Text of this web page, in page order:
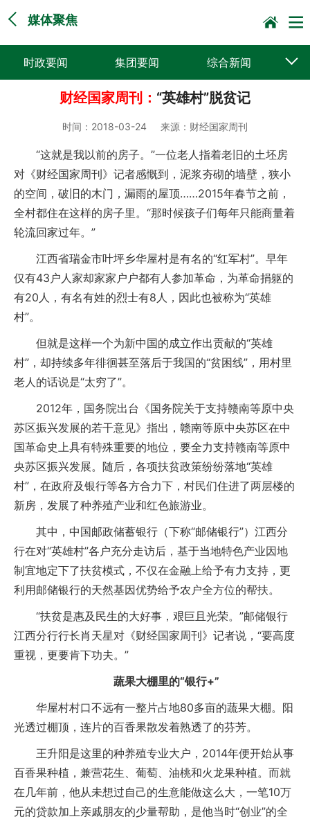
媒体聚焦
时政要闻 集团要闻 综合新闻
媒体聚焦 党建动态 普遍服务
科技创新 企业文化 一线风采
集邮报道
财经国家周刊： “英雄村”脱贫记
时间： 2018-03-24 来源： 财经国家周刊
“这就是我以前的房子。”一位老人指着老旧的土坯房
对《财经国家周刊》记者感慨到，泥浆夯砌的墙壁，狭小
的空间，破旧的木门，漏雨的屋顶……2015年春节之前，
全村都住在这样的房子里。“那时候孩子们每年只能商量着
轮流回家过年。”
江西省瑞金市叶坪乡华屋村是有名的“红军村”。早年
仅有43户人家却家家户户都有人参加革命，为革命捐躯的
有20人，有名有姓的烈士有8人，因此也被称为“英雄
村”。
但就是这样一个为新中国的成立作出贡献的“英雄
村”，却持续多年徘徊甚至落后于我国的“贫困线”，用村里
老人的话说是“太穷了”。
2012年，国务院出台《国务院关于支持赣南等原中央
苏区振兴发展的若干意见》指出，赣南等原中央苏区在中
国革命史上具有特殊重要的地位，要全力支持赣南等原中
央苏区振兴发展。随后，各项扶贫政策纷纷落地“英雄
村”，在政府及银行等各方合力下，村民们住进了两层楼的
新房，发展了种养殖产业和红色旅游业。
其中，中国邮政储蓄银行（下称“邮储银行”）江西分
行在对“英雄村”各户充分走访后，基于当地特色产业因地
制宜地定下了扶贫模式，不仅在金融上给予有力支持，更
利用邮储银行的天然基因优势给予农户全方位的帮扶。
“扶贫是惠及民生的大好事，艰巨且光荣。”邮储银行
江西分行行长肖天星对《财经国家周刊》记者说，“要高度
重视，更要肯下功夫。”
蔬果大棚里的“银行+”
华屋村村口不远有一整片占地80多亩的蔬果大棚。阳
光透过棚顶，连片的百香果散发着熟透了的芬芳。
王升阳是这里的种养殖专业大户，2014年便开始从事
百香果种植，兼营花生、葡萄、油桃和火龙果种植。而就
在几年前，他从未想过自己的生意能做这么大，一笔10万
元的贷款加上亲戚朋友的少量帮助，是他当时“创业”的全